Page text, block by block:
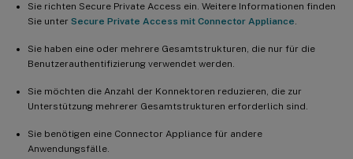
Sie richten Secure Private Access ein. Weitere Informationen finden
Sie unter Secure Private Access mit Connector Appliance.
Sie haben eine oder mehrere Gesamtstrukturen, die nur für die
Benutzerauthentifizierung verwendet werden.
Sie möchten die Anzahl der Konnektoren reduzieren, die zur
Unterstützung mehrerer Gesamtstrukturen erforderlich sind.
Sie benötigen eine Connector Appliance für andere
Anwendungsfälle.